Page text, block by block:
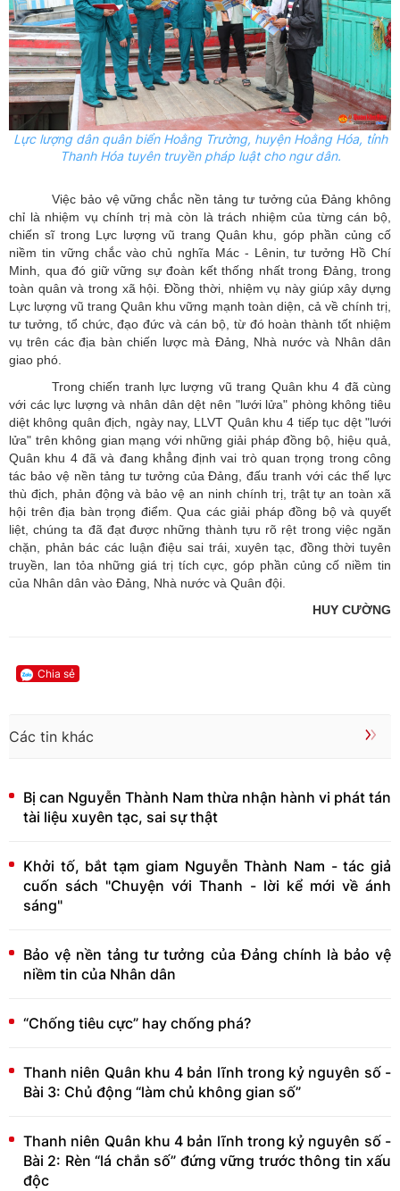
Lực lượng dân quân biển Hoằng Trường, huyện Hoằng Hóa, tỉnh
Thanh Hóa tuyên truyền pháp luật cho ngư dân.
Việc bảo vệ vững chắc nền tảng tư tưởng của Đảng không
chỉ là nhiệm vụ chính trị mà còn là trách nhiệm của từng cán bộ,
chiến sĩ trong Lực lượng vũ trang Quân khu, góp phần củng cố
niềm tin vững chắc vào chủ nghĩa Mác - Lênin, tư tưởng Hồ Chí
Minh, qua đó giữ vững sự đoàn kết thống nhất trong Đảng, trong
toàn quân và trong xã hội. Đồng thời, nhiệm vụ này giúp xây dựng
Lực lượng vũ trang Quân khu vững mạnh toàn diện, cả về chính trị,
tư tưởng, tổ chức, đạo đức và cán bộ, từ đó hoàn thành tốt nhiệm
vụ trên các địa bàn chiến lược mà Đảng, Nhà nước và Nhân dân
giao phó.
Trong chiến tranh lực lượng vũ trang Quân khu 4 đã cùng
với các lực lượng và nhân dân dệt nên "lưới lửa" phòng không tiêu
diệt không quân địch, ngày nay, LLVT Quân khu 4 tiếp tục dệt "lưới
lửa" trên không gian mạng với những giải pháp đồng bộ, hiệu quả,
Quân khu 4 đã và đang khẳng định vai trò quan trọng trong công
tác bảo vệ nền tảng tư tưởng của Đảng, đấu tranh với các thế lực
thù địch, phản động và bảo vệ an ninh chính trị, trật tự an toàn xã
hội trên địa bàn trọng điểm. Qua các giải pháp đồng bộ và quyết
liệt, chúng ta đã đạt được những thành tựu rõ rệt trong việc ngăn
chặn, phản bác các luận điệu sai trái, xuyên tạc, đồng thời tuyên
truyền, lan tỏa những giá trị tích cực, góp phần củng cố niềm tin
của Nhân dân vào Đảng, Nhà nước và Quân đội.
HUY CƯỜNG
Chia sẻ
Các tin khác
Bị can Nguyễn Thành Nam thừa nhận hành vi phát tán
tài liệu xuyên tạc, sai sự thật
Khởi tố, bắt tạm giam Nguyễn Thành Nam - tác giả
cuốn sách "Chuyện với Thanh - lời kể mới về ánh
sáng"
Bảo vệ nền tảng tư tưởng của Đảng chính là bảo vệ
niềm tin của Nhân dân
“Chống tiêu cực” hay chống phá?
Thanh niên Quân khu 4 bản lĩnh trong kỷ nguyên số -
Bài 3: Chủ động “làm chủ không gian số”
Thanh niên Quân khu 4 bản lĩnh trong kỷ nguyên số -
Bài 2: Rèn “lá chắn số” đứng vững trước thông tin xấu
độc